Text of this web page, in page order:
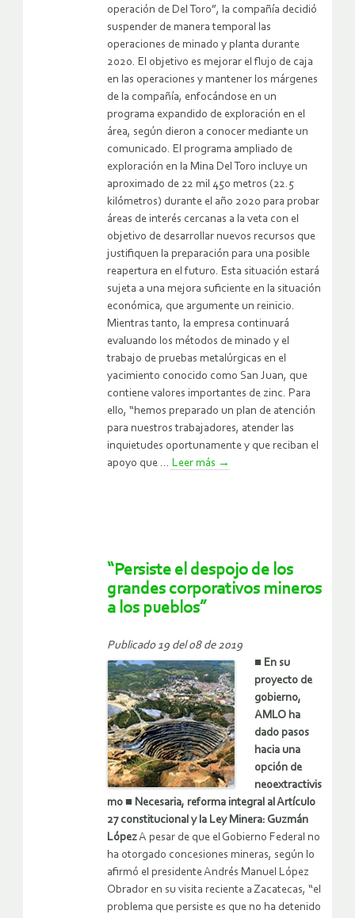
operación de Del Toro”, la compañía decidió
suspender de manera temporal las
operaciones de minado y planta durante
2020. El objetivo es mejorar el flujo de caja
en las operaciones y mantener los márgenes
de la compañía, enfocándose en un
programa expandido de exploración en el
área, según dieron a conocer mediante un
comunicado. El programa ampliado de
exploración en la Mina Del Toro incluye un
aproximado de 22 mil 450 metros (22.5
kilómetros) durante el año 2020 para probar
áreas de interés cercanas a la veta con el
objetivo de desarrollar nuevos recursos que
justifiquen la preparación para una posible
reapertura en el futuro. Esta situación estará
sujeta a una mejora suficiente en la situación
económica, que argumente un reinicio.
Mientras tanto, la empresa continuará
evaluando los métodos de minado y el
trabajo de pruebas metalúrgicas en el
yacimiento conocido como San Juan, que
contiene valores importantes de zinc. Para
ello, “hemos preparado un plan de atención
para nuestros trabajadores, atender las
inquietudes oportunamente y que reciban el
apoyo que ... Leer más →
“Persiste el despojo de los
grandes corporativos mineros
a los pueblos”
Publicado 19 del 08 de 2019
■ En su
proyecto de
gobierno,
AMLO ha
dado pasos
hacia una
opción de
neoextractivis
mo ■ Necesaria, reforma integral al Artículo
27 constitucional y la Ley Minera: Guzmán
López A pesar de que el Gobierno Federal no
ha otorgado concesiones mineras, según lo
afirmó el presidente Andrés Manuel López
Obrador en su visita reciente a Zacatecas, “el
problema que persiste es que no ha detenido